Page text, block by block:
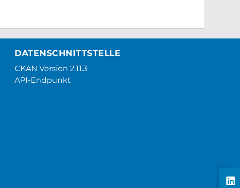
DATENSCHNITTSTELLE
CKAN Version 2.11.3
API-Endpunkt